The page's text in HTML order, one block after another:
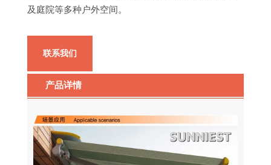
及庭院等多种户外空间。
联系我们
产品详情